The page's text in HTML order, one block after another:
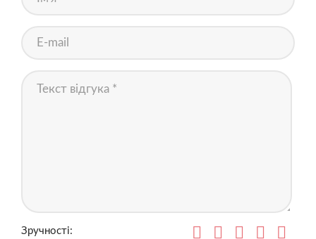
Зручності: